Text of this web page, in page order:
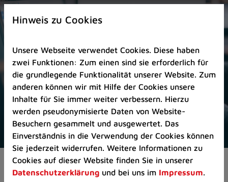
Zur
Startseite
Zum
Seitenanfang
springen
(Schnelltaste
A)
Zur
Navigation/Menü
springen
(Schnelltaste
M)
Zur
Aktuelles Pressemitteilungen
Hinweis zu Cookies
Unsere Webseite verwendet Cookies. Diese haben
zwei Funktionen: Zum einen sind sie erforderlich für
die grundlegende Funktionalität unserer Website. Zum
anderen können wir mit Hilfe der Cookies unsere
Inhalte für Sie immer weiter verbessern. Hierzu
werden pseudonymisierte Daten von Website-
Besuchern gesammelt und ausgewertet. Das
Einverständnis in die Verwendung der Cookies können
Sie jederzeit widerrufen. Weitere Informationen zu
Cookies auf dieser Website finden Sie in unserer
Datenschutzerklärung und bei uns im Impressum.